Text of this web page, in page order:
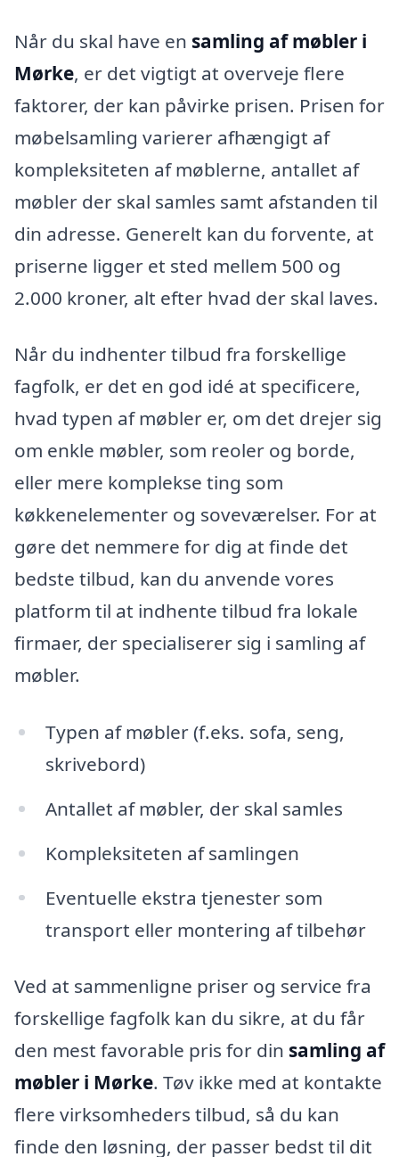
Når du skal have en samling af møbler i
Mørke, er det vigtigt at overveje flere
faktorer, der kan påvirke prisen. Prisen for
møbelsamling varierer afhængigt af
kompleksiteten af møblerne, antallet af
møbler der skal samles samt afstanden til
din adresse. Generelt kan du forvente, at
priserne ligger et sted mellem 500 og
2.000 kroner, alt efter hvad der skal laves.
Når du indhenter tilbud fra forskellige
fagfolk, er det en god idé at specificere,
hvad typen af møbler er, om det drejer sig
om enkle møbler, som reoler og borde,
eller mere komplekse ting som
køkkenelementer og soveværelser. For at
gøre det nemmere for dig at finde det
bedste tilbud, kan du anvende vores
platform til at indhente tilbud fra lokale
firmaer, der specialiserer sig i samling af
møbler.
Typen af møbler (f.eks. sofa, seng,
skrivebord)
Antallet af møbler, der skal samles
Kompleksiteten af samlingen
Eventuelle ekstra tjenester som
transport eller montering af tilbehør
Ved at sammenligne priser og service fra
forskellige fagfolk kan du sikre, at du får
den mest favorable pris for din samling af
møbler i Mørke. Tøv ikke med at kontakte
flere virksomheders tilbud, så du kan
finde den løsning, der passer bedst til dit